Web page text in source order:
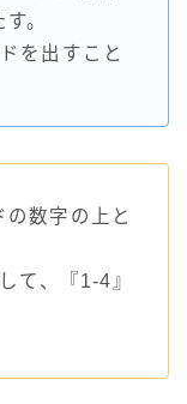
。
を出すこと
数字の上と
て、『1-4』